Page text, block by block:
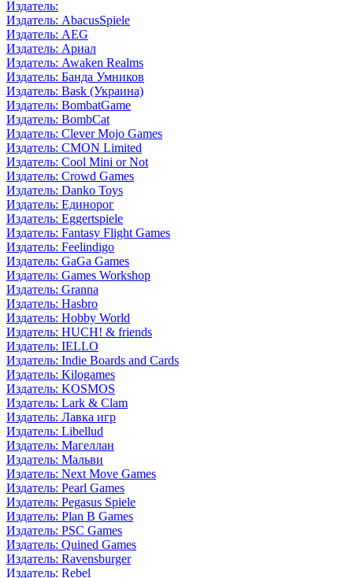
Издатель:
Издатель: AbacusSpiele
Издатель: AEG
Издатель: Ариал
Издатель: Awaken Realms
Издатель: Банда Умников
Издатель: Bask (Украина)
Издатель: BombatGame
Издатель: BombCat
Издатель: Clever Mojo Games
Издатель: CMON Limited
Издатель: Cool Mini or Not
Издатель: Crowd Games
Издатель: Danko Toys
Издатель: Единорог
Издатель: Eggertspiele
Издатель: Fantasy Flight Games
Издатель: Feelindigo
Издатель: GaGa Games
Издатель: Games Workshop
Издатель: Granna
Издатель: Hasbro
Издатель: Hobby World
Издатель: HUCH! & friends
Издатель: IELLO
Издатель: Indie Boards and Cards
Издатель: Kilogames
Издатель: KOSMOS
Издатель: Lark & Clam
Издатель: Лавка игр
Издатель: Libellud
Издатель: Магеллан
Издатель: Мальви
Издатель: Next Move Games
Издатель: Pearl Games
Издатель: Pegasus Spiele
Издатель: Plan B Games
Издатель: PSC Games
Издатель: Quined Games
Издатель: Ravensburger
Издатель: Rebel